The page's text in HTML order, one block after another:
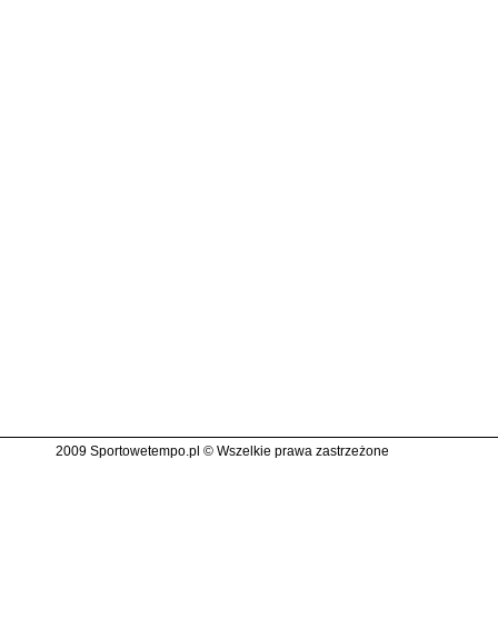
2009 Sportowetempo.pl © Wszelkie prawa zastrzeżone